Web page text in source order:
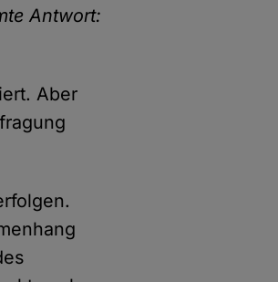
Antwort:
Aber